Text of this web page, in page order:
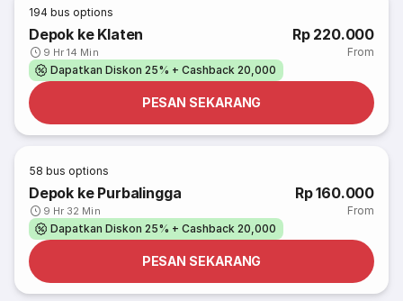
194 bus options
Depok ke Klaten
9 Hr 14 Min
Rp 220.000
From
Dapatkan Diskon 25% + Cashback 20,000
PESAN SEKARANG
58 bus options
Depok ke Purbalingga
9 Hr 32 Min
Rp 160.000
From
Dapatkan Diskon 25% + Cashback 20,000
PESAN SEKARANG